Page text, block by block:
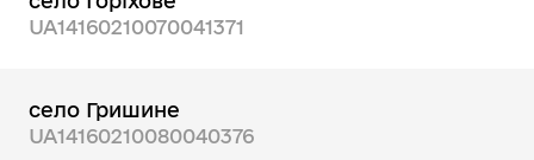
UA14160210070041371
село Гришине
UA14160210080040376